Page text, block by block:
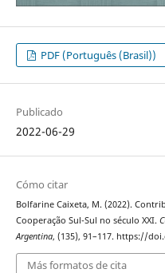
PDF (Português (Brasil))
Publicado
2022-06-29
Cómo citar
Bolfarine Caixeta, M. (2022).
Cooperação Sul-Sul no século XXI.
Argentina, (135), 91–117. https://
Más formatos de cita